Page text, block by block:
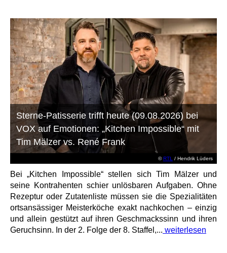
©RTL / Hendrik Lüders
Sterne-Patisserie trifft heute (09.08.2026) bei
VOX auf Emotionen: „Kitchen Impossible“ mit
Tim Mälzer vs. René Frank
Bei „Kitchen Impossible“ stellen sich Tim Mälzer und
seine Kontrahenten schier unlösbaren Aufgaben. Ohne
Rezeptur oder Zutatenliste müssen sie die Spezialitäten
ortsansässiger Meisterköche exakt nachkochen – einzig
und allein gestützt auf ihren Geschmackssinn und ihren
Geruchsinn. In der 2. Folge der 8. Staffel,... weiterlesen